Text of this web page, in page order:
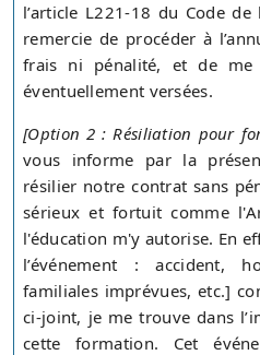
l’article L221-18 du Code
remercie de procéder à
frais ni pénalité, et de me
éventuellement versées.
[Option 2 : Résiliation pour
vous informe par la
résilier notre contrat sans
sérieux et fortuit comme
l'éducation m'y autorise. En
l’événement : accident,
familiales imprévues, etc.]
ci-joint, je me trouve dans
cette formation. Cet